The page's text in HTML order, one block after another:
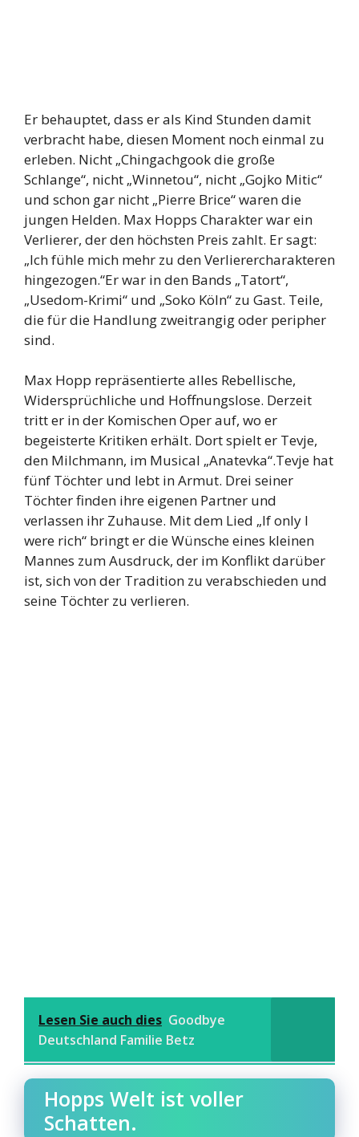
Er behauptet, dass er als Kind Stunden damit
verbracht habe, diesen Moment noch einmal zu
erleben. Nicht „Chingachgook die große
Schlange“, nicht „Winnetou“, nicht „Gojko Mitic“
und schon gar nicht „Pierre Brice“ waren die
jungen Helden. Max Hopps Charakter war ein
Verlierer, der den höchsten Preis zahlt. Er sagt:
„Ich fühle mich mehr zu den Verlierercharakteren
hingezogen.“Er war in den Bands „Tatort“,
„Usedom-Krimi“ und „Soko Köln“ zu Gast. Teile,
die für die Handlung zweitrangig oder peripher
sind.
Max Hopp repräsentierte alles Rebellische,
Widersprüchliche und Hoffnungslose. Derzeit
tritt er in der Komischen Oper auf, wo er
begeisterte Kritiken erhält. Dort spielt er Tevje,
den Milchmann, im Musical „Anatevka“.Tevje hat
fünf Töchter und lebt in Armut. Drei seiner
Töchter finden ihre eigenen Partner und
verlassen ihr Zuhause. Mit dem Lied „If only I
were rich“ bringt er die Wünsche eines kleinen
Mannes zum Ausdruck, der im Konflikt darüber
ist, sich von der Tradition zu verabschieden und
seine Töchter zu verlieren.
Lesen Sie auch dies Goodbye
Deutschland Familie Betz
Hopps Welt ist voller
Schatten.